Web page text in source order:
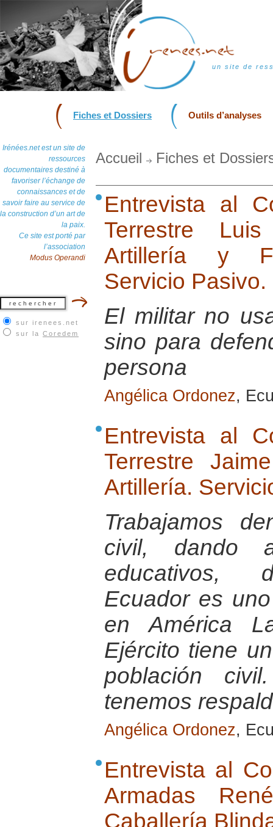
un site de
Fiches et Dossiers Outils d’analyses
Irénées.net est un site de
ressources
documentaires destiné à
favoriser l’échange de
connaissances et de
savoir faire au service de
la construction d’un art de
la paix.
Ce site est porté par
l’association
Modus Operandi
sur irenees.net
sur la Coredem
Accueil Fiches et
Entrevista al
Terrestre
Artillería y
Servicio Pasivo.
El militar no
sino para
persona
Angélica Ordonez,
Entrevista al
Terrestre
Artillería.
Trabajamos
civil, dando
educativos,
Ecuador es
en América
Ejército tiene
población
tenemos
Angélica Ordonez,
Entrevista al
Armadas
Caballería